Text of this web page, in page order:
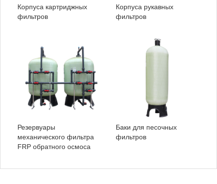
Корпуса картриджных
фильтров
Корпуса рукавных
фильтров
Резервуары
механического фильтра
FRP обратного осмоса
Баки для песочных
фильтров